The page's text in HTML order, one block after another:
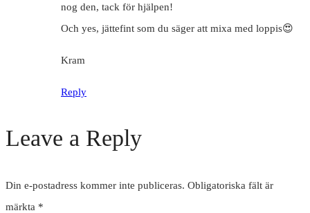
nog den, tack för hjälpen!
Och yes, jättefint som du säger att mixa med loppis😍
Kram
Reply
Leave a Reply
Din e-postadress kommer inte publiceras. Obligatoriska fält är
märkta *